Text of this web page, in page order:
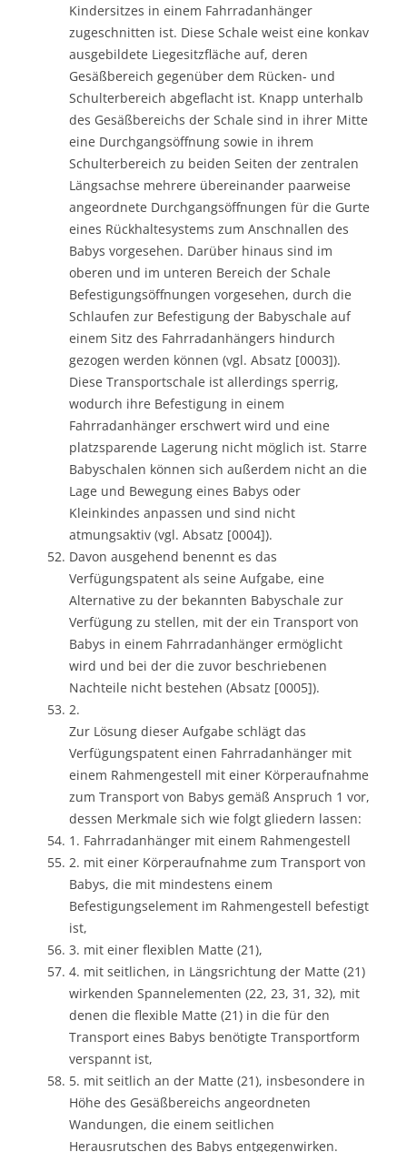
Kindersitzes in einem Fahrradanhänger
zugeschnitten ist. Diese Schale weist eine konkav
ausgebildete Liegesitzfläche auf, deren
Gesäßbereich gegenüber dem Rücken- und
Schulterbereich abgeflacht ist. Knapp unterhalb
des Gesäßbereichs der Schale sind in ihrer Mitte
eine Durchgangsöffnung sowie in ihrem
Schulterbereich zu beiden Seiten der zentralen
Längsachse mehrere übereinander paarweise
angeordnete Durchgangsöffnungen für die Gurte
eines Rückhaltesystems zum Anschnallen des
Babys vorgesehen. Darüber hinaus sind im
oberen und im unteren Bereich der Schale
Befestigungsöffnungen vorgesehen, durch die
Schlaufen zur Befestigung der Babyschale auf
einem Sitz des Fahrradanhängers hindurch
gezogen werden können (vgl. Absatz [0003]).
Diese Transportschale ist allerdings sperrig,
wodurch ihre Befestigung in einem
Fahrradanhänger erschwert wird und eine
platzsparende Lagerung nicht möglich ist. Starre
Babyschalen können sich außerdem nicht an die
Lage und Bewegung eines Babys oder
Kleinkindes anpassen und sind nicht
atmungsaktiv (vgl. Absatz [0004]).
Davon ausgehend benennt es das
Verfügungspatent als seine Aufgabe, eine
Alternative zu der bekannten Babyschale zur
Verfügung zu stellen, mit der ein Transport von
Babys in einem Fahrradanhänger ermöglicht
wird und bei der die zuvor beschriebenen
Nachteile nicht bestehen (Absatz [0005]).
2.
Zur Lösung dieser Aufgabe schlägt das
Verfügungspatent einen Fahrradanhänger mit
einem Rahmengestell mit einer Körperaufnahme
zum Transport von Babys gemäß Anspruch 1 vor,
dessen Merkmale sich wie folgt gliedern lassen:
1. Fahrradanhänger mit einem Rahmengestell
2. mit einer Körperaufnahme zum Transport von
Babys, die mit mindestens einem
Befestigungselement im Rahmengestell befestigt
ist,
3. mit einer flexiblen Matte (21),
4. mit seitlichen, in Längsrichtung der Matte (21)
wirkenden Spannelementen (22, 23, 31, 32), mit
denen die flexible Matte (21) in die für den
Transport eines Babys benötigte Transportform
verspannt ist,
5. mit seitlich an der Matte (21), insbesondere in
Höhe des Gesäßbereichs angeordneten
Wandungen, die einem seitlichen
Herausrutschen des Babys entgegenwirken.